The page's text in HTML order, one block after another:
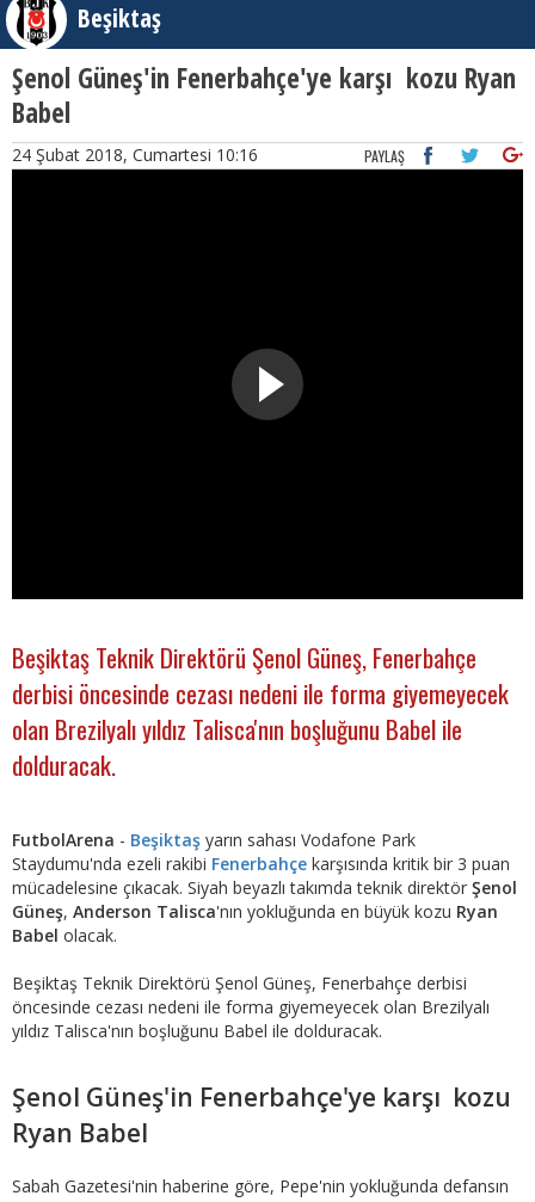
Beşiktaş
Şenol Güneş'in Fenerbahçe'ye karşı kozu Ryan
Babel
24 Şubat 2018, Cumartesi 10:16 PAYLAŞ
Beşiktaş Teknik Direktörü Şenol Güneş, Fenerbahçe
derbisi öncesinde cezası nedeni ile forma giyemeyecek
olan Brezilyalı yıldız Talisca'nın boşluğunu Babel ile
dolduracak.
FutbolArena - Beşiktaş yarın sahası Vodafone Park
Staydumu'nda ezeli rakibi Fenerbahçe karşısında kritik bir 3 puan
mücadelesine çıkacak. Siyah beyazlı takımda teknik direktör Şenol
Güneş, Anderson Talisca'nın yokluğunda en büyük kozu Ryan
Babel olacak.
Beşiktaş Teknik Direktörü Şenol Güneş, Fenerbahçe derbisi
öncesinde cezası nedeni ile forma giyemeyecek olan Brezilyalı
yıldız Talisca'nın boşluğunu Babel ile dolduracak.
Şenol Güneş'in Fenerbahçe'ye karşı kozu
Ryan Babel
Sabah Gazetesi'nin haberine göre, Pepe'nin yokluğunda defansın